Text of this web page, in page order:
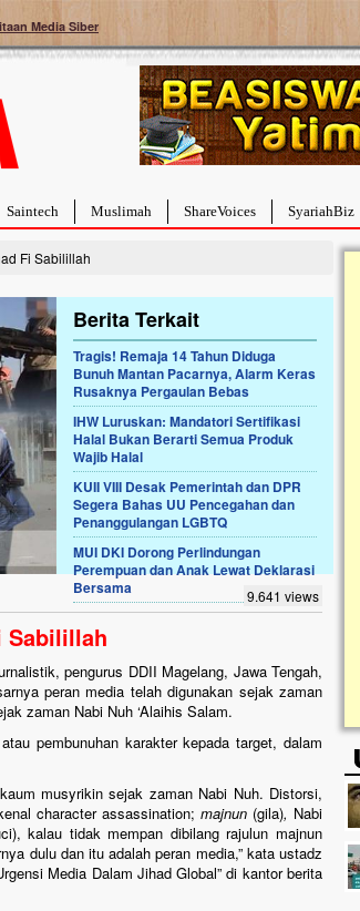
Media Siber
Saintech Muslimah ShareVoices SyariahBiz
Fi Sabilillah
Berita Terkait
Tragis! Remaja 14 Tahun Diduga
Bunuh Mantan Pacarnya, Alarm Keras
Rusaknya Pergaulan Bebas
IHW Luruskan: Mandatori Sertifikasi
Halal Bukan Berarti Semua Produk
Wajib Halal
KUII VIII Desak Pemerintah dan DPR
Segera Bahas UU Pencegahan dan
Penanggulangan LGBTQ
MUI DKI Dorong Perlindungan
Perempuan dan Anak Lewat Deklarasi
Bersama
9.641 views
Sabilillah
pengurus DDII Magelang, Jawa Tengah,
peran media telah digunakan sejak zaman
zaman Nabi Nuh ‘Alaihis Salam.
pembunuhan karakter kepada target, dalam
musyrikin sejak zaman Nabi Nuh. Distorsi,
character assassination; majnun (gila), Nabi
kalau tidak mempan dibilang rajulun majnun
dulu dan itu adalah peran media,” kata ustadz
Media Dalam Jihad Global” di kantor berita
Dari
harus
tumor
Lima Tahun Mangkrak, Masjid di
Pelosok ini Mengenaskan. Ayo Bantu.!!
Nasib masjid di Kampung Cilumbu ini sungguh
mengenaskan. Lima tahun mangkrak, kini nyaris
berlumut, dan menghitam terpapar panas dan